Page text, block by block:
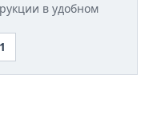
в удобном